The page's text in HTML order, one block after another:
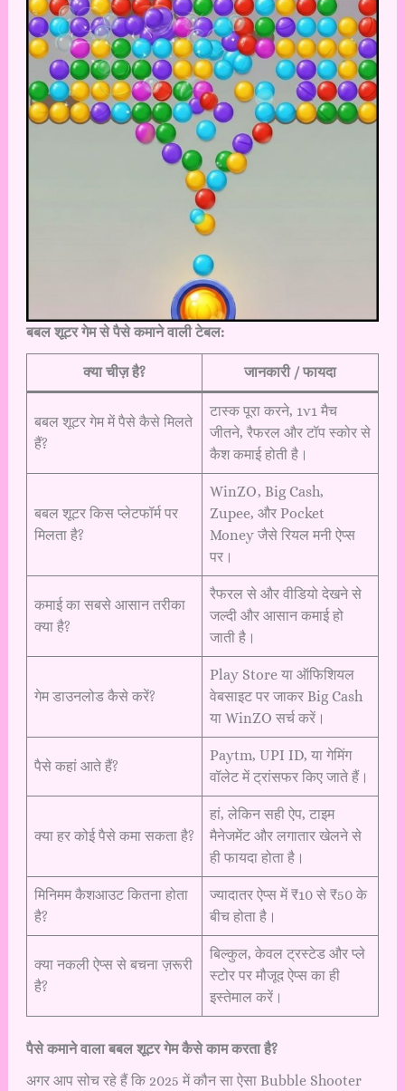
बबल शूटर गेम से पैसे कमाने वाली टेबल:
क्या चीज़ है? जानकारी / फायदा
बबल शूटर गेम में पैसे कैसे मिलते
हैं?
टास्क पूरा करने, 1v1 मैच
जीतने, रैफरल और टॉप स्कोर से
कैश कमाई होती है।
बबल शूटर किस प्लेटफॉर्म पर
मिलता है?
WinZO, Big Cash,
Zupee, और Pocket
Money जैसे रियल मनी ऐप्स
पर।
कमाई का सबसे आसान तरीका
क्या है?
रैफरल से और वीडियो देखने से
जल्दी और आसान कमाई हो
जाती है।
गेम डाउनलोड कैसे करें?
Play Store या ऑफिशियल
वेबसाइट पर जाकर Big Cash
या WinZO सर्च करें।
पैसे कहां आते हैं?
Paytm, UPI ID, या गेमिंग
वॉलेट में ट्रांसफर किए जाते हैं।
क्या हर कोई पैसे कमा सकता है?
हां, लेकिन सही ऐप, टाइम
मैनेजमेंट और लगातार खेलने से
ही फायदा होता है।
मिनिमम कैशआउट कितना होता
है?
ज्यादातर ऐप्स में ₹10 से ₹50 के
बीच होता है।
क्या नकली ऐप्स से बचना ज़रूरी
है?
बिल्कुल, केवल ट्रस्टेड और प्ले
स्टोर पर मौजूद ऐप्स का ही
इस्तेमाल करें।
पैसे कमाने वाला बबल शूटर गेम कैसे काम करता है?
अगर आप सोच रहे हैं कि 2025 में कौन सा ऐसा Bubble Shooter